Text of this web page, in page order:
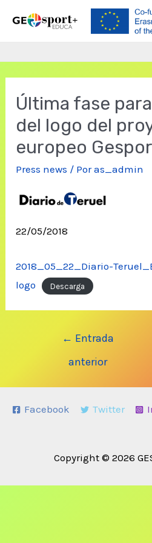
Última fase
del logo del
europeo
Press news / Poras_admin
22/05/2018
2018_05_22_Diario-
logo
Descarga
Navegación
← Entrada
anterior
Facebook Twitter
Copyright © 2026